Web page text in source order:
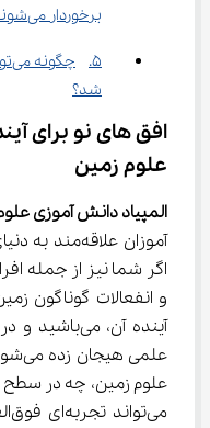
برخوردار می‌شوند؟
شد؟
افق ‌های نو برای
علوم زمین
المپیاد دانش آموزی
آموزان